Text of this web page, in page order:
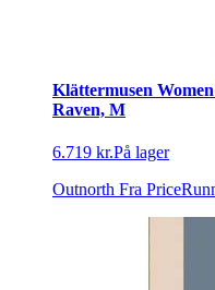
Klättermusen
Raven, M
6.719 kr.På lager
Outnorth Fra